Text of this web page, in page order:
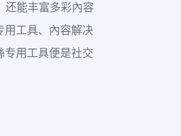
还能丰富多彩內容
用工具、內容解决
专用工具便是社交